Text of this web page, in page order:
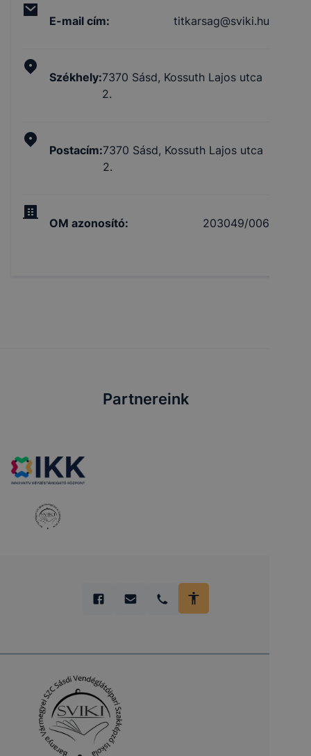
E-mail cím: titkarsag@sviki.hu
Székhely:7370 Sásd, Kossuth Lajos utca
2.
Postacím:7370 Sásd, Kossuth Lajos utca
2.
OM azonosító: 203049/006
Partnereink